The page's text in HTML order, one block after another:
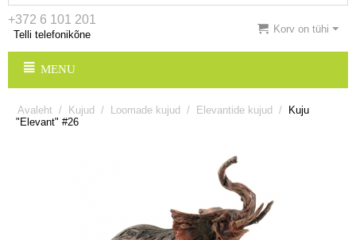
+372 6 101 201
Telli telefonikõne Korv on tühi
MENU
Avaleht / Kujud / Loomade kujud / Elevantide kujud /
Kuju
"Elevant" #26